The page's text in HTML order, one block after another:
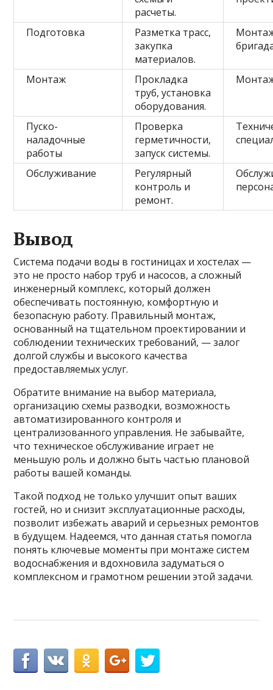
расчеты.
Подготовка
Разметка трасс,
закупка
материалов.
Монтаж
Прокладка
труб, установка
оборудования.
Пуско-
наладочные
работы
Проверка
герметичности,
запуск системы.
Обслуживание
Регулярный
контроль и
ремонт.
Вывод
Система подачи воды в гостиницах и хостелах —
это не просто набор труб и насосов, а сложный
инженерный комплекс, который должен
обеспечивать постоянную, комфортную и
безопасную работу. Правильный монтаж,
основанный на тщательном проектировании и
соблюдении технических требований, — залог
долгой службы и высокого качества
предоставляемых услуг.
Обратите внимание на выбор материала,
организацию схемы разводки, возможность
автоматизированного контроля и
централизованного управления. Не забывайте,
что техническое обслуживание играет не
меньшую роль и должно быть частью плановой
работы вашей команды.
Такой подход не только улучшит опыт ваших
гостей, но и снизит эксплуатационные расходы,
позволит избежать аварий и серьезных ремонтов
в будущем. Надеемся, что данная статья помогла
понять ключевые моменты при монтаже систем
водоснабжения и вдохновила задуматься о
комплексном и грамотном решении этой задачи.